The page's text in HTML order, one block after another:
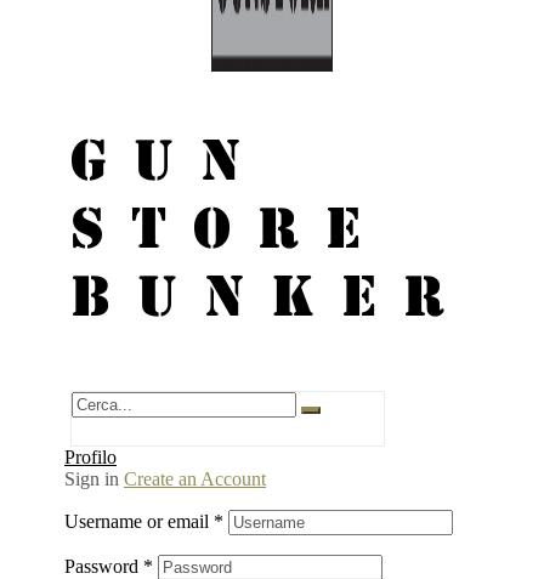
GUN
STORE
BUNKER
Profilo
Sign in Create an Account
Username or email *
Password *